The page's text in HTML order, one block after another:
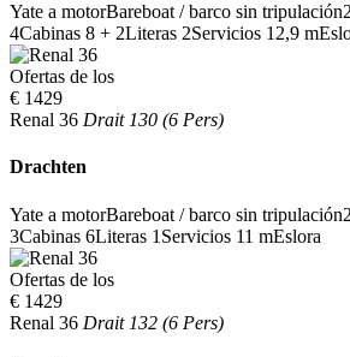
Yate a motorBareboat / barco sin tripulación
4Cabinas 8 + 2Literas 2Servicios 12,9 m
Ofertas de los
€ 1429
Renal 36 Drait 130 (6 Pers)
Drachten
Yate a motorBareboat / barco sin tripulación
3Cabinas 6Literas 1 Servicios 11 mEslora
Ofertas de los
€ 1429
Renal 36 Drait 132 (6 Pers)